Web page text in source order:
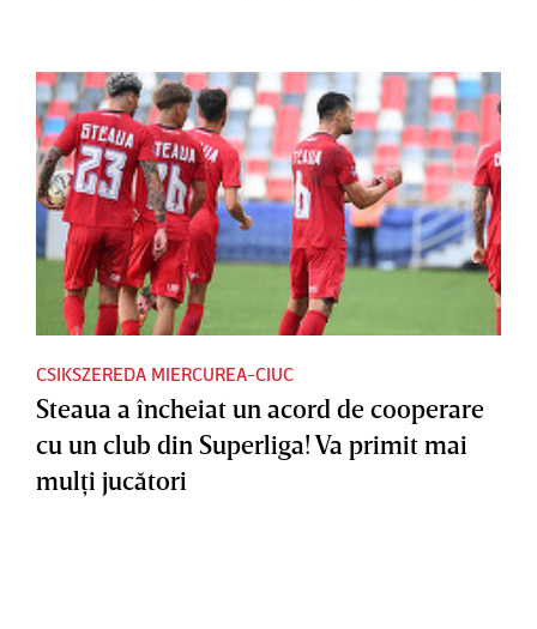
CSIKSZEREDA MIERCUREA-CIUC
Steaua a încheiat un acord de cooperare
cu un club din Superliga! Va primit mai
mulţi jucători